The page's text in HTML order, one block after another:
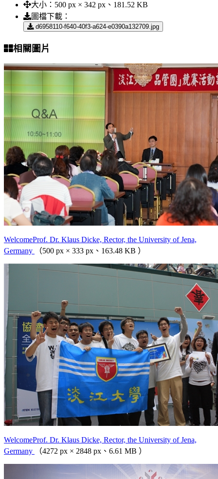
大小： 500 px × 342 px、181.52 KB
圖檔下載：
d6958110-f640-40f3-a624-e0390a132709.jpg
相關圖片
WelcomeProf. Dr. Klaus Dicke, Rector, the University of Jena,
Germany
（500 px × 333 px、163.48 KB ）
WelcomeProf. Dr. Klaus Dicke, Rector, the University of Jena,
Germany
（4272 px × 2848 px、6.61 MB ）